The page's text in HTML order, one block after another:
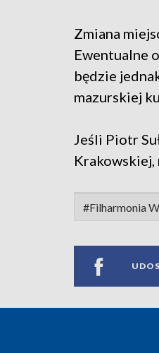
Zmiana
Ewentualne
będzie
mazurskiej
Jeśli Piotr
Krakowskiej,
#Filharmonia